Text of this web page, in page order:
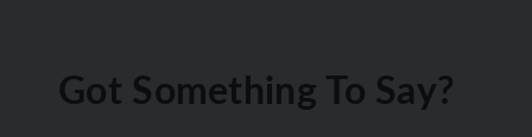
Got Something To Say?